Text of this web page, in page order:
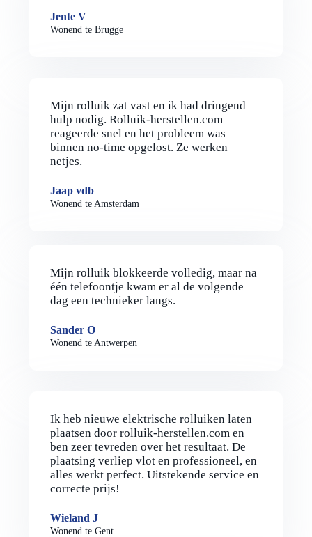
Jente V
Wonend te Brugge
Mijn rolluik zat vast en ik had dringend
hulp nodig. Rolluik-herstellen.com
reageerde snel en het probleem was
binnen no-time opgelost. Ze werken
netjes.
Jaap vdb
Wonend te Amsterdam
Mijn rolluik blokkeerde volledig, maar na
één telefoontje kwam er al de volgende
dag een technieker langs.
Sander O
Wonend te Antwerpen
Ik heb nieuwe elektrische rolluiken laten
plaatsen door rolluik-herstellen.com en
ben zeer tevreden over het resultaat. De
plaatsing verliep vlot en professioneel, en
alles werkt perfect. Uitstekende service en
correcte prijs!
Wieland J
Wonend te Gent